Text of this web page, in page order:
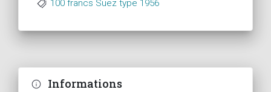
100 francs Suez type 1956
Informations